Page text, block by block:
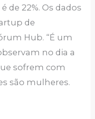
de 22%. Os dados
de
Hub. “É um
no dia a
sofrem com
são mulheres.